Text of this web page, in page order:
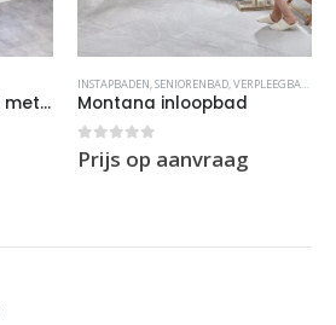
Easy Riser instapbad met lift
INSTAPBADEN,SENIORENBAD,VERPLEEGBADEN
Montana inloopbad
0out of 5
Prijs op aanvraag